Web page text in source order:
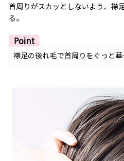
首周りがスカッとしないよう、襟
る。
Point
襟足の後れ毛で首周りをぐっと華